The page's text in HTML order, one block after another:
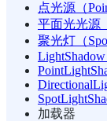
点光源（
平面光光源
聚光灯（
LightShadow
加载器